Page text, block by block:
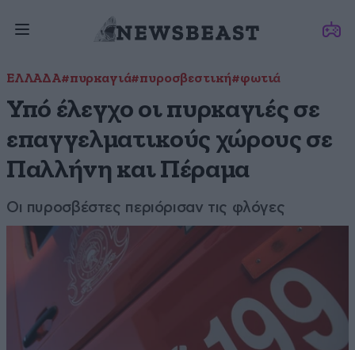
ΕΛΛΑΔΑ#πυρκαγιά#πυροσβεστική#φωτιά
Υπό έλεγχο οι πυρκαγιές σε
επαγγελματικούς χώρους σε
Παλλήνη και Πέραμα
Οι πυροσβέστες περιόρισαν τις φλόγες